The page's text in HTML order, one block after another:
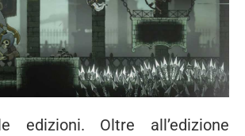
edizioni. Oltre all’edizione